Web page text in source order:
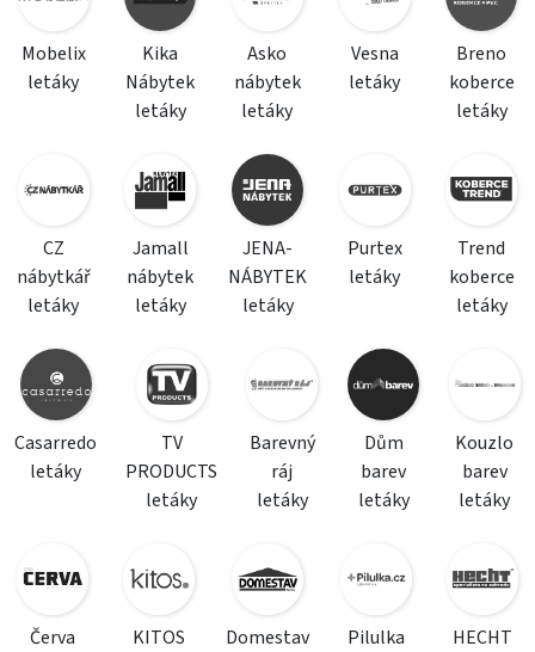
Mobelix
letáky
Kika
Nábytek
letáky
Asko
nábytek
letáky
Vesna
letáky
Breno
koberce
letáky
CZ
nábytkář
letáky
Jamall
nábytek
letáky
JENA-
NÁBYTEK
letáky
Purtex
letáky
Trend
koberce
letáky
Casarredo
letáky
TV
PRODUCTS
letáky
Barevný
ráj
letáky
Dům
barev
letáky
Kouzlo
barev
letáky
Červa
KITOS
Domestav
Pilulka
HECHT